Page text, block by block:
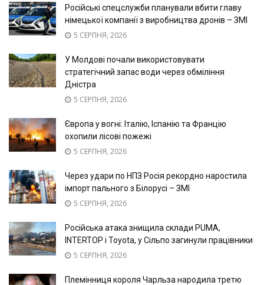
Російські спецслужби планували вбити главу
німецької компанії з виробництва дронів – ЗМІ
5 СЕРПНЯ, 2026
У Молдові почали використовувати
стратегічний запас води через обміління
Дністра
5 СЕРПНЯ, 2026
Європа у вогні: Італію, Іспанію та Францію
охопили лісові пожежі
5 СЕРПНЯ, 2026
Через удари по НПЗ Росія рекордно наростила
імпорт пального з Білорусі – ЗМІ
5 СЕРПНЯ, 2026
Російська атака знищила склади PUMA,
INTERTOP і Toyota, у Сільпо загинули працівники
5 СЕРПНЯ, 2026
Племінниця короля Чарльза народила третю